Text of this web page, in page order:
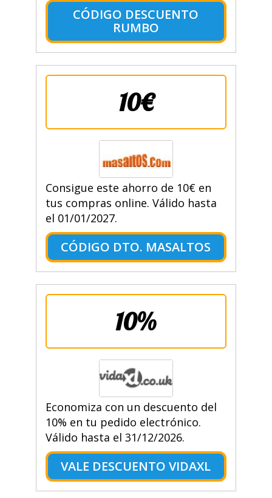
CÓDIGO DESCUENTO
RUMBO
10€
Consigue este ahorro de 10€ en
tus compras online. Válido hasta
el 01/01/2027.
CÓDIGO DTO. MASALTOS
10%
Economiza con un descuento del
10% en tu pedido electrónico.
Válido hasta el 31/12/2026.
VALE DESCUENTO VIDAXL